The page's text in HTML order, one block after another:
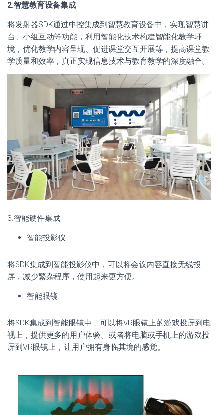
2.智慧教育设备集成
将发射器SDK通过中控集成到智慧教育设备中，实现智慧讲
台、小组互动等功能，利用智能化技术构建智能化教学环
境，优化教学内容呈现、促进课堂交互开展等，提高课堂教
学质量和效率，真正实现信息技术与教育教学的深度融合。
3.智能硬件集成
智能投影仪
将SDK集成到智能投影仪中，可以将会议内容直接无线投
屏，减少繁杂程序，使用起来更方便。
智能眼镜
将SDK集成到智能眼镜中，可以将VR眼镜上的游戏投屏到电
视上，提供更多的用户体验。或者将电脑或手机上的游戏投
屏到VR眼镜上，让用户拥有身临其境的感觉。